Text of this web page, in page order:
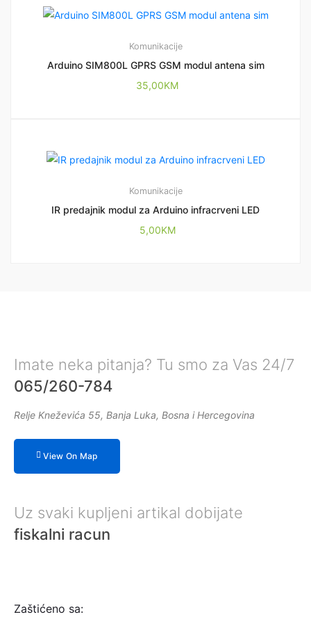
Komunikacije
Arduino SIM800L GPRS GSM modul antena sim
35,00KM
Komunikacije
IR predajnik modul za Arduino infracrveni LED
5,00KM
Imate neka pitanja? Tu smo za Vas 24/7
065/260-784
Relje Kneževića 55, Banja Luka, Bosna i Hercegovina
View On Map
Uz svaki kupljeni artikal dobijate
fiskalni racun
Zaštićeno sa: